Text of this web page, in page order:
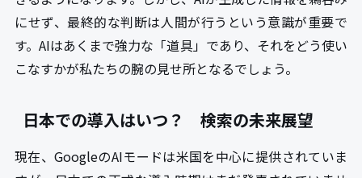
にせず、最終的な判断は人間が行うという意識が重要で
す。AIはあくまで強力な「道具」であり、それをどう使い
こなすかが私たちの腕の見せ所となるでしょう。
日本での導入はいつ？ 検索の未来展望
現在、GoogleのAIモードは米国を中心に提供されていま